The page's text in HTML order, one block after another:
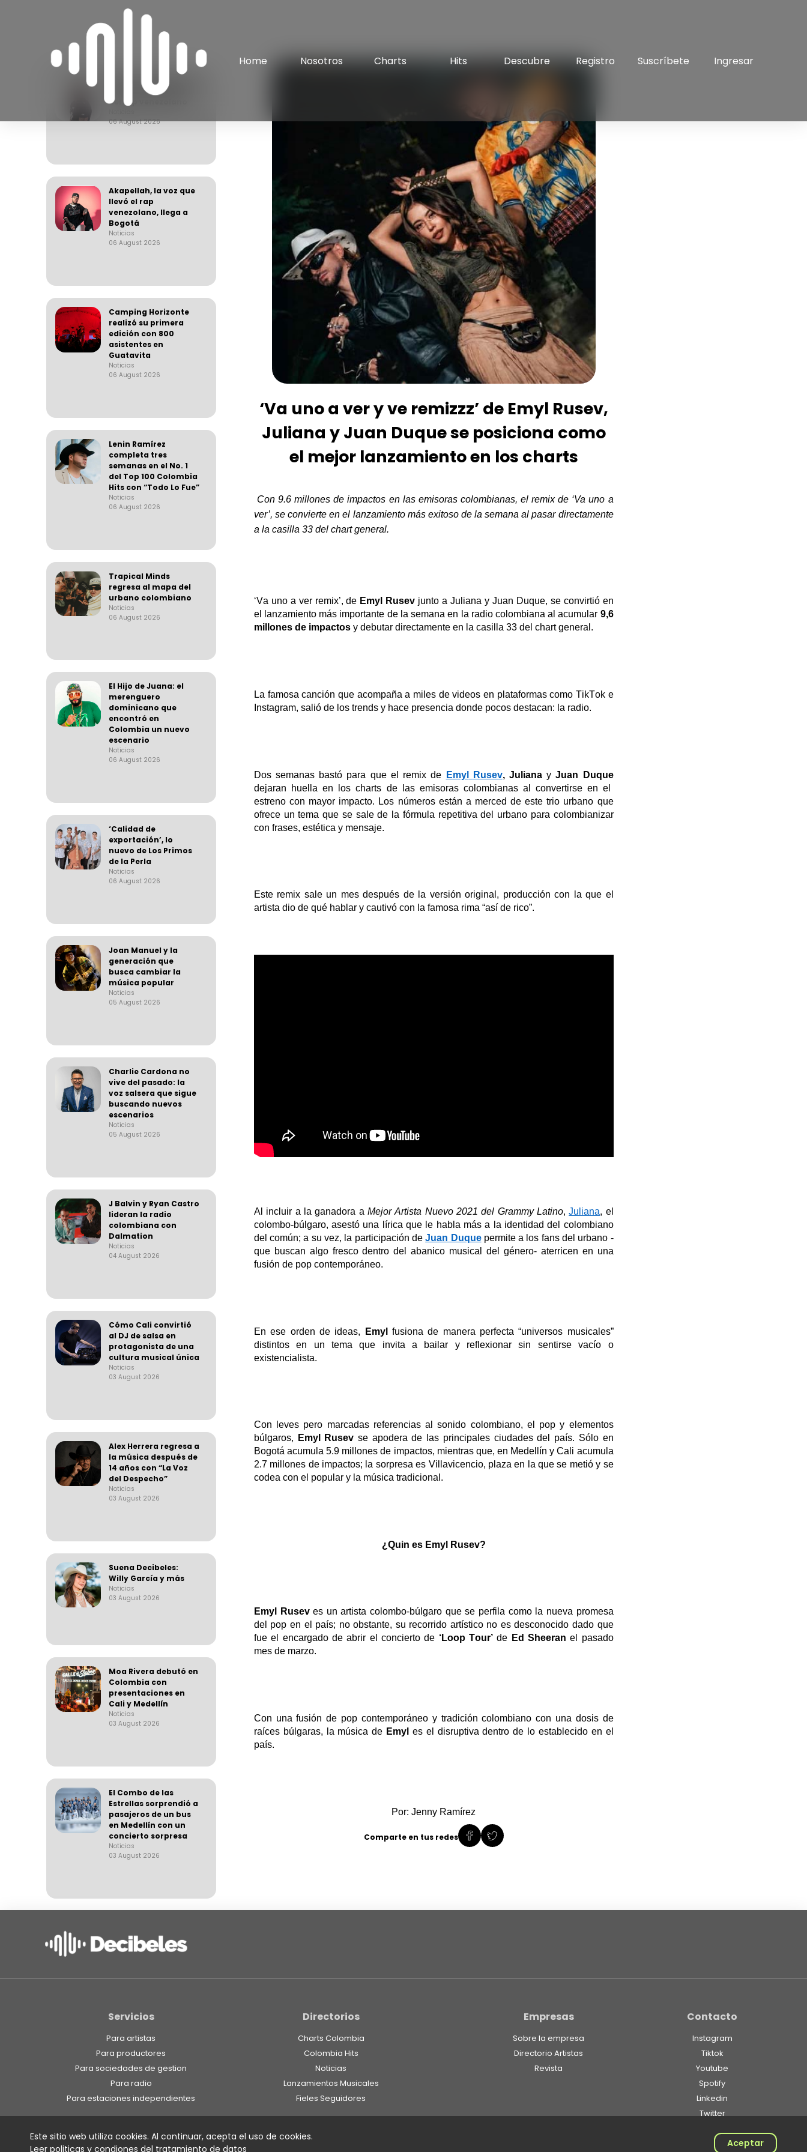
Home Nosotros Charts Hits Descubre Registro Suscríbete Ingresar
Apache, el arquitecto
de una generación
del rap venezolano
06 August 2026
Akapellah, la voz que
llevó el rap
venezolano, llega a
Bogotá
Noticias
06 August 2026
Camping Horizonte
realizó su primera
edición con 800
asistentes en
Guatavita
Noticias
06 August 2026
Lenin Ramírez
completa tres
semanas en el No. 1
del Top 100 Colombia
Hits con “Todo Lo Fue”
Noticias
06 August 2026
Trapical Minds
regresa al mapa del
urbano colombiano
Noticias
06 August 2026
El Hijo de Juana: el
merenguero
dominicano que
encontró en
Colombia un nuevo
escenario
Noticias
06 August 2026
‘Calidad de
exportación’, lo
nuevo de Los Primos
de la Perla
Noticias
06 August 2026
Joan Manuel y la
generación que
busca cambiar la
música popular
Noticias
05 August 2026
Charlie Cardona no
vive del pasado: la
voz salsera que sigue
buscando nuevos
escenarios
Noticias
05 August 2026
J Balvin y Ryan Castro
lideran la radio
colombiana con
Dalmation
Noticias
04 August 2026
Cómo Cali convirtió
al DJ de salsa en
protagonista de una
cultura musical única
Noticias
03 August 2026
Alex Herrera regresa a
la música después de
14 años con “La Voz
del Despecho”
Noticias
03 August 2026
Suena Decibeles:
Willy García y más
Noticias
03 August 2026
Moa Rivera debutó en
Colombia con
presentaciones en
Cali y Medellín
Noticias
03 August 2026
El Combo de las
Estrellas sorprendió a
pasajeros de un bus
en Medellín con un
concierto sorpresa
Noticias
03 August 2026
‘Va uno a ver y ve remizzz’ de Emyl Rusev,
Juliana y Juan Duque se posiciona como
el mejor lanzamiento en los charts
Con 9.6 millones de impactos en las emisoras colombianas, el remixde ‘Va uno a
ver’, se convierte en el lanzamiento más exitoso de la semana al pasar directamente
a la casilla 33 del chart general.
‘Va uno a ver remix’, de Emyl Rusev junto a Juliana y Juan Duque, se convirtió en
el lanzamiento más importante de la semana en la radio colombiana al acumular 9,6
millones de impactosy debutar directamente en la casilla 33 del chart general.
La famosa canción que acompaña a miles de videos en plataformas como TikTok e
Instagram, salió de los trendsy hace presencia donde pocos destacan: la radio.
Dos semanas bastó para que el remix de Emyl Rusev, Julianay Juan Duque
dejaran huella en los charts de las emisoras colombianas al convertirse en el
estreno con mayor impacto. Los números están a merced de este trio urbano que
ofrece un tema que se sale de la fórmula repetitiva del urbano para colombianizar
con frases, estética y mensaje.
Este remix sale un mes después de la versión original, producción con la que el
artista dio de qué hablar y cautivó con la famosa rima “así de rico”.
Al incluir a la ganadora a Mejor Artista Nuevo 2021 del Grammy Latino,Juliana, el
colombo-búlgaro, asestó una lírica que le habla más a la identidad del colombiano
del común; a su vez, la participación deJuan Duque permite a los fans del urbano -
que buscan algo fresco dentro del abanico musical del género- aterricen en una
fusión de pop contemporáneo.
En ese orden de ideas, Emyl
fusiona de manera perfecta “universos musicales”
distintos en un tema que invita a bailar y reflexionar sin sentirse vacío o
existencialista.
Con leves pero marcadas referencias al sonido colombiano, el pop y elementos
búlgaros,
Emyl Rusev se apodera de las principales ciudades del país. Sólo en
Bogotá acumula 5.9 millones de impactos, mientras que, en Medellín y Cali acumula
2.7 millones de impactos; la sorpresa es Villavicencio, plaza en la que se metió y se
codea con el popular y la música tradicional.
¿Quin es Emyl Rusev?
Emyl Rusev es un artista colombo-búlgaro que se perfila como la nueva promesa
del pop en el país; no obstante, su recorrido artístico no es desconocido dado que
fue el encargado de abrir el concierto de ‘LoopTour’de Ed Sheeran el pasado
mes de marzo.
Con una fusión de pop contemporáneo y tradición colombiano con una dosis de
raíces búlgaras, la música de Emyl es el disruptiva dentro de lo establecido en el
país.
Por: Jenny Ramírez
Comparte en tus redes
Servicios
Para artistas
Para productores
Para sociedades de gestion
Para radio
Para estaciones independientes
Directorios
Charts Colombia
Colombia Hits
Noticias
Lanzamientos Musicales
Fieles Seguidores
Empresas
Sobre la empresa
Directorio Artistas
Revista
Contacto
Instagram
Tiktok
Youtube
Spotify
Linkedin
Twitter
Este sitio web utiliza cookies. Al continuar, acepta el uso de cookies.
Leer politicas y condiones del tratamiento de datos
Aceptar